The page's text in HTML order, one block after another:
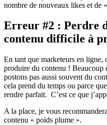
nombre de nouveaux likes et de
Erreur #2 : Perdre
contenu difficile à
En tant que marketeurs en ligne,
produire du contenu ! Beaucoup
postons pas aussi souvent du
cela prend du temps ou parce
rendre parfait. C’est ce que
A la place, je vous
contenu « poids plume ».